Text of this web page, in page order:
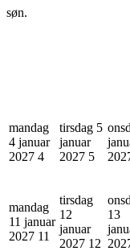
søn.
mandag
4 januar
2027 4
tirsdag 5
januar
2027 5
mandag
11 januar
2027 11
tirsdag
12
januar
2027 12
13